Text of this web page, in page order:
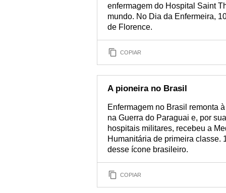
enfermagem do Hospital Saint
mundo. No Dia da Enfermeira,
de Florence.
COPIAR
A pioneira no Brasil
Enfermagem no Brasil remonta
na Guerra do Paraguai e, por
hospitais militares, recebeu a
Humanitária de primeira classe.
desse ícone brasileiro.
COPIAR